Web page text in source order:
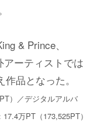
& Prince、
アーティストでは
品となった。
）／デジタルアルバ
万PT（173,525PT）